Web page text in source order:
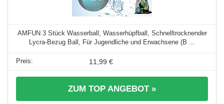
AMFUN 3 Stück Wasserball, Wasserhüpfball, Schnelltrocknender
Lycra-Bezug Ball, Für Jugendliche und Erwachsene (B ...
11,99 €
ZUM TOP ANGEBOT »